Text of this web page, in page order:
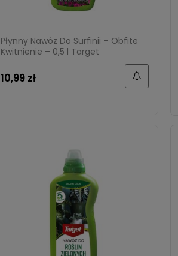
Płynny Nawóz Do Surfinii – Obfite
Kwitnienie – 0,5 l Target
10,99 zł